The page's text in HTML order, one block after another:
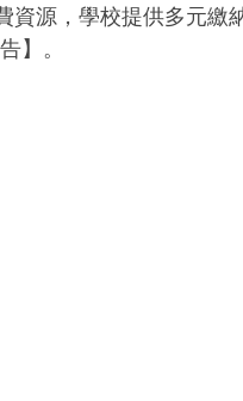
資源，學校提供多元
】。